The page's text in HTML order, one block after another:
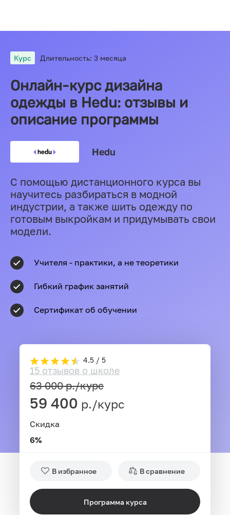
Курс Длительность: 3 месяца
Онлайн-курс дизайна
одежды в Hedu: отзывы и
описание программы
Hedu
С помощью дистанционного курса вы
научитесь разбираться в модной
индустрии, а также шить одежду по
готовым выкройкам и придумывать свои
модели.
Учителя - практики, а не теоретики
Гибкий график занятий
Сертификат об обучении
4.5 / 5
15 отзывов о школе
63 000р./курс
59 400 р./курс
Скидка
6%
В избранное В сравнение
Программа курса